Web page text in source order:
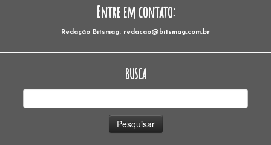
Entre em contato:
Redação Bitsmag: redacao@bitsmag.com.br
BUSCA